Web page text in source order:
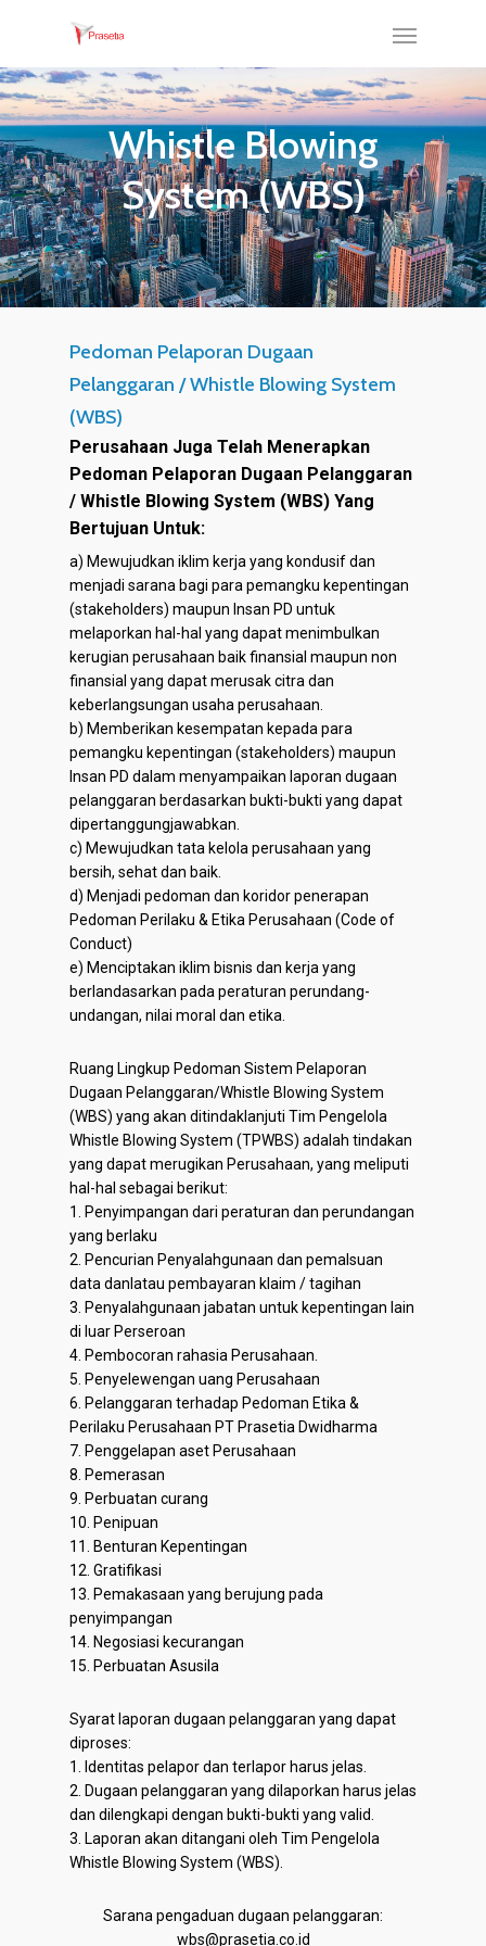
Whistle Blowing
System (WBS)
Pedoman Pelaporan Dugaan
Pelanggaran / Whistle Blowing System
(WBS)
Perusahaan Juga Telah Menerapkan
Pedoman Pelaporan Dugaan Pelanggaran
/ Whistle Blowing System (WBS) Yang
Bertujuan Untuk:
a) Mewujudkan iklim kerja yang kondusif dan
menjadi sarana bagi para pemangku kepentingan
(stakeholders) maupun Insan PD untuk
melaporkan hal-hal yang dapat menimbulkan
kerugian perusahaan baik finansial maupun non
finansial yang dapat merusak citra dan
keberlangsungan usaha perusahaan.
b) Memberikan kesempatan kepada para
pemangku kepentingan (stakeholders) maupun
Insan PD dalam menyampaikan laporan dugaan
pelanggaran berdasarkan bukti-bukti yang dapat
dipertanggungjawabkan.
c) Mewujudkan tata kelola perusahaan yang
bersih, sehat dan baik.
d) Menjadi pedoman dan koridor penerapan
Pedoman Perilaku & Etika Perusahaan (Code of
Conduct)
e) Menciptakan iklim bisnis dan kerja yang
berlandasarkan pada peraturan perundang-
undangan, nilai moral dan etika.
Ruang Lingkup Pedoman Sistem Pelaporan
Dugaan Pelanggaran/Whistle Blowing System
(WBS) yang akan ditindaklanjuti Tim Pengelola
Whistle Blowing System (TPWBS) adalah tindakan
yang dapat merugikan Perusahaan, yang meliputi
hal-hal sebagai berikut:
1. Penyimpangan dari peraturan dan perundangan
yang berlaku
2. Pencurian Penyalahgunaan dan pemalsuan
data danIatau pembayaran klaim / tagihan
3. Penyalahgunaan jabatan untuk kepentingan lain
di luar Perseroan
4. Pembocoran rahasia Perusahaan.
5. Penyelewengan uang Perusahaan
6. Pelanggaran terhadap Pedoman Etika &
Perilaku Perusahaan PT Prasetia Dwidharma
7. Penggelapan aset Perusahaan
8. Pemerasan
9. Perbuatan curang
10. Penipuan
11. Benturan Kepentingan
12. Gratifikasi
13. Pemakasaan yang berujung pada
penyimpangan
14. Negosiasi kecurangan
15. Perbuatan Asusila
Syarat laporan dugaan pelanggaran yang dapat
diproses:
1. Identitas pelapor dan terlapor harus jelas.
2. Dugaan pelanggaran yang dilaporkan harus jelas
dan dilengkapi dengan bukti-bukti yang valid.
3. Laporan akan ditangani oleh Tim Pengelola
Whistle Blowing System (WBS).
Sarana pengaduan dugaan pelanggaran:
wbs@prasetia.co.id